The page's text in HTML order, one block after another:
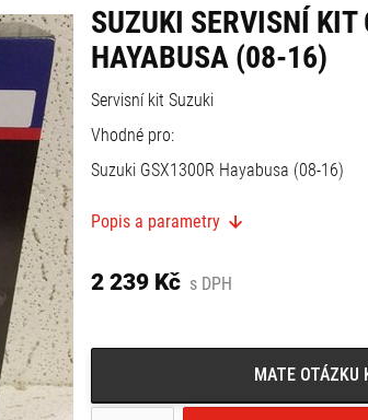
SUZUKI SERVISNÍ KIT
HAYABUSA (08-16)
Servisní kit Suzuki
Vhodné pro:
Suzuki GSX1300R Hayabusa (08-16)
1 x vzduchový filtr (13780-15H00-000),
4 x zapalovací svíčka (09482-00558-000).
Popis a parametry
2 239 Kč s DPH
MATE OTÁZKU